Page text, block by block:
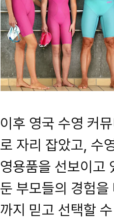
이후 영국 수영 커
로 자리 잡았고, 수
영용품을 선보이고
둔 부모들의 경험
까지 믿고 선택할